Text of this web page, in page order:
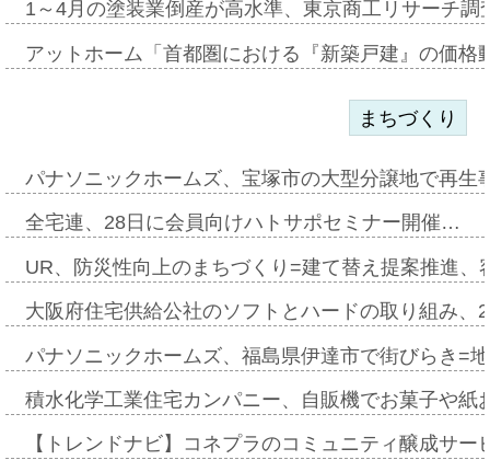
1～4月の塗装業倒産が高水準、東京商工リサーチ
アットホーム「首都圏における『新築戸建』の価
まちづくり
パナソニックホームズ、宝塚市の大型分譲地で再
全宅連、28日に会員向けハトサポセミナー開催…
UR、防災性向上のまちづくり=建て替え提案推進
大阪府住宅供給公社のソフトとハードの取り組み
パナソニックホームズ、福島県伊達市で街びらき=
積水化学工業住宅カンパニー、自販機でお菓子や
【トレンドナビ】コネプラのコミュニティ醸成サ